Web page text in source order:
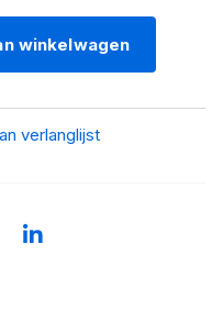
winkelwagen
verlanglijst